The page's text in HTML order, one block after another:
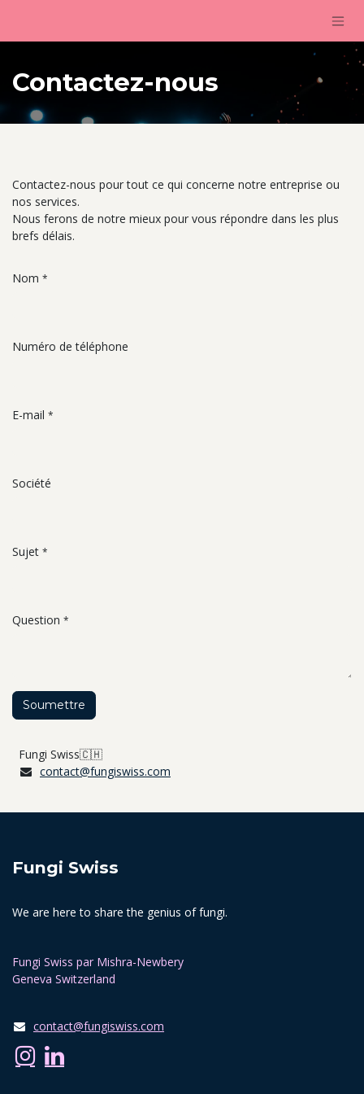
Contactez-nous
Contactez-nous pour tout ce qui concerne notre entreprise ou
nos services.
Nous ferons de notre mieux pour vous répondre dans les plus
brefs délais.
Nom *
Numéro de téléphone
E-mail *
Société
Sujet *
Question *
Soumettre
Fungi Swiss🇨🇭
contact@fungiswiss.com
Fungi Swiss
We are here to share the genius of fungi.
Fungi Swiss par Mishra-Newbery​
Geneva Switzerland
contact@fungiswiss.com